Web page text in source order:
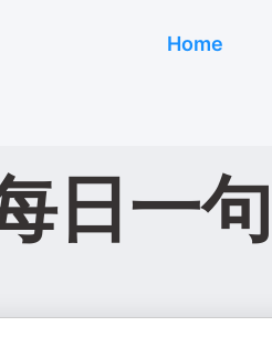
Home
日一句